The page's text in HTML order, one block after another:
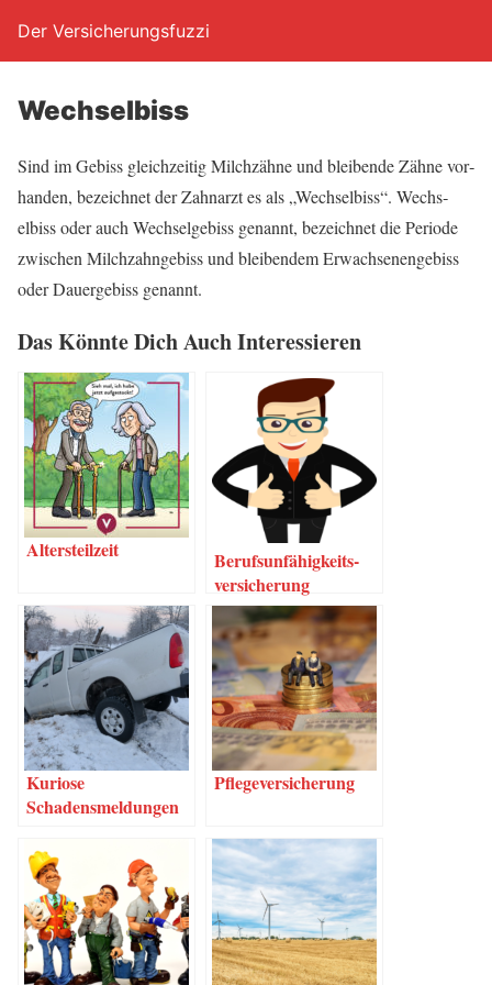
Der Versicherungsfuzzi
Wech­s­elbiss
Sind im Gebiss gleich­zei­tig Milch­zäh­ne und blei­ben­de Zäh­ne vor­
han­den, bezeich­net der Zahn­arzt es als „Wech­s­elbiss“. Wech­s­
elbiss oder auch Wech­sel­ge­biss genannt, bezeich­net die Peri­ode
zwi­schen Milch­zahn­ge­biss und blei­ben­dem Erwach­se­nen­ge­biss
oder Dau­er­ge­biss genannt.
Das Könn­te Dich Auch Interessieren
Alters­teil­zeit
Berufs­un­fä­hig­keits­
ver­si­che­rung
Kurio­se
Schadensmeldungen
Pfle­ge­ver­si­che­rung